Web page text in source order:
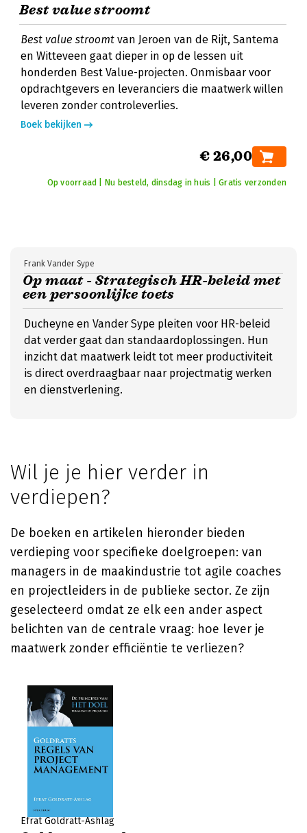
Best value stroomt
Best value stroomt van Jeroen van de Rijt, Santema
en Witteveen gaat dieper in op de lessen uit
honderden Best Value-projecten. Onmisbaar voor
opdrachtgevers en leveranciers die maatwerk willen
leveren zonder controleverlies.
Boek bekijken
€ 26,00
Op voorraad | Nu besteld, dinsdag in huis | Gratis verzonden
Op maat - Strategisch HR-beleid met
een persoonlijke toets
Frank Vander Sype
Ducheyne en Vander Sype pleiten voor HR-beleid
dat verder gaat dan standaardoplossingen. Hun
inzicht dat maatwerk leidt tot meer productiviteit
is direct overdraagbaar naar projectmatig werken
en dienstverlening.
Wil je je hier verder in
verdiepen?
De boeken en artikelen hieronder bieden
verdieping voor specifieke doelgroepen: van
managers in de maakindustrie tot agile coaches
en projectleiders in de publieke sector. Ze zijn
geselecteerd omdat ze elk een ander aspect
belichten van de centrale vraag: hoe lever je
maatwerk zonder efficiëntie te verliezen?
Efrat Goldratt-Ashlag